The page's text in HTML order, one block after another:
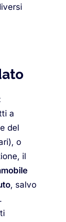
a
del
o
il
, salvo